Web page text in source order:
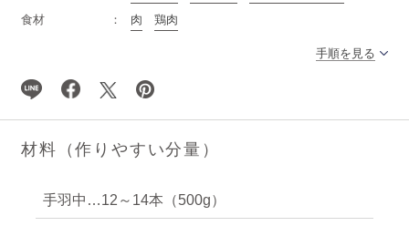
食材
肉 鶏肉
手順を見る
材料（作りやすい分量）
手羽中…12～14本（500g）